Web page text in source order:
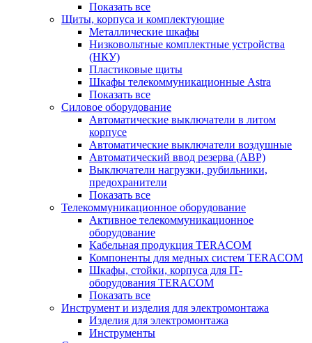
Показать все
Щиты, корпуса и комплектующие
Металлические шкафы
Низковольтные комплектные устройства
(НКУ)
Пластиковые щиты
Шкафы телекоммуникационные Astra
Показать все
Силовое оборудование
Автоматические выключатели в литом
корпусе
Автоматические выключатели воздушные
Автоматический ввод резерва (АВР)
Выключатели нагрузки, рубильники,
предохранители
Показать все
Телекоммуникационное оборудование
Активное телекоммуникационное
оборудование
Кабельная продукция TERACOM
Компоненты для медных систем TERACOM
Шкафы, стойки, корпуса для IT-
оборудования TERACOM
Показать все
Инструмент и изделия для электромонтажа
Изделия для электромонтажа
Инструменты